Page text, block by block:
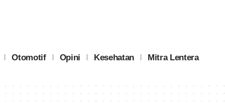
Otomotif Opini Kesehatan Mitra Lentera